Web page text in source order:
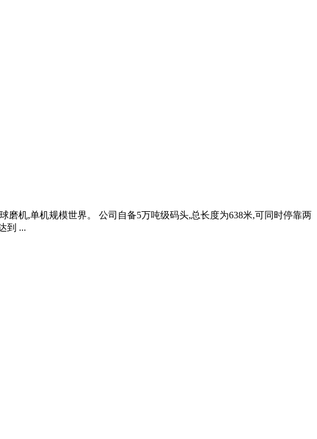
机,单机规模世界。 公司自备5万吨级码头,总长度为638米,可同时停靠两
到 ...